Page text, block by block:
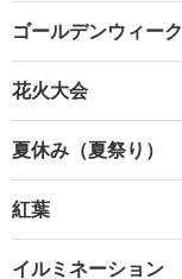
ゴールデンウィーク
花火大会
夏休み（夏祭り）
紅葉
イルミネーション